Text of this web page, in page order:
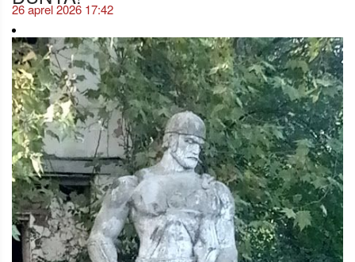
26 aprel 2026 17:42